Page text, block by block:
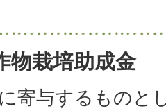
物栽培助成金
寄与するものと